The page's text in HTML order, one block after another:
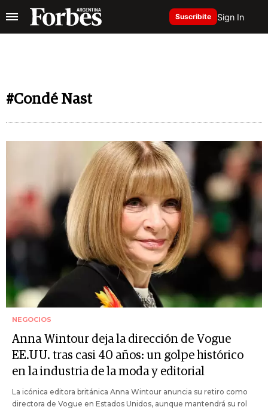
Suscribite Sign In
#Condé Nast
NEGOCIOS
Anna Wintour deja la dirección de Vogue
EE.UU. tras casi 40 años: un golpe histórico
en la industria de la moda y editorial
La icónica editora británica Anna Wintour anuncia su retiro como
directora de Vogue en Estados Unidos, aunque mantendrá su rol